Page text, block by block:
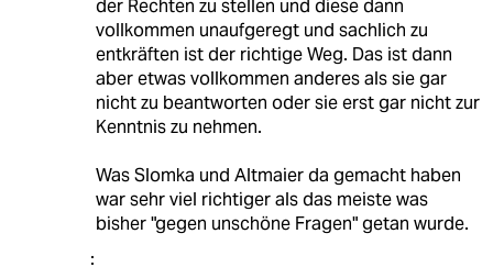
der Rechten zu stellen und diese dann
vollkommen unaufgeregt und sachlich zu
entkräften ist der richtige Weg. Das ist dann
aber etwas vollkommen anderes als sie gar
nicht zu beantworten oder sie erst gar nicht zur
Kenntnis zu nehmen.
Was Slomka und Altmaier da gemacht haben
war sehr viel richtiger als das meiste was
bisher "gegen unschöne Fragen" getan wurde.